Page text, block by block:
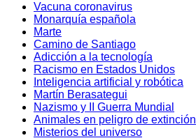
Vacuna coronavirus
Monarquía española
Marte
Camino de Santiago
Adicción a la tecnología
Racismo en Estados Unidos
Inteligencia artificial y robótica
Martín Berasategui
Nazismo y II Guerra Mundial
Animales en peligro de extinción
Misterios del universo